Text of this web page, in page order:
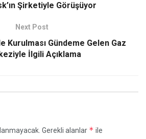
Şirketiyle Görüşüyor
Next Post
Kurulması Gündeme Gelen Gaz
İlgili Açıklama
Gerekli alanlar * ile